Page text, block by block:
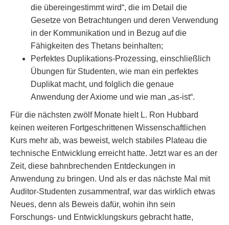
die übereingestimmt wird“, die im Detail die
Gesetze von Betrachtungen und deren Verwendung
in der Kommunikation und in Bezug auf die
Fähigkeiten des Thetans beinhalten;
Perfektes Duplikations-Prozessing, einschließlich
Übungen für Studenten, wie man ein perfektes
Duplikat macht, und folglich die genaue
Anwendung der Axiome und wie man „as-ist“.
Für die nächsten zwölf Monate hielt L. Ron Hubbard
keinen weiteren Fortgeschrittenen Wissenschaftlichen
Kurs mehr ab, was beweist, welch stabiles Plateau die
technische Entwicklung erreicht hatte. Jetzt war es an der
Zeit, diese bahnbrechenden Entdeckungen in
Anwendung zu bringen. Und als er das nächste Mal mit
Auditor-Studenten zusammentraf, war das wirklich etwas
Neues, denn als Beweis dafür, wohin ihn sein
Forschungs- und Entwicklungskurs gebracht hatte,